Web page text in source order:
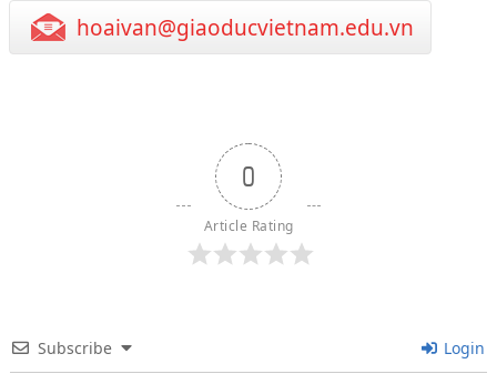
hoaivan@giaoducvietnam.edu.vn
0
Article Rating
Subscribe Login